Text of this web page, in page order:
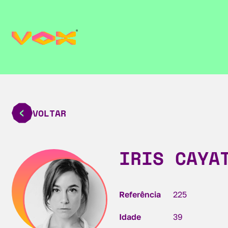
VOLTAR
IRIS
Referência 225
Idade 39